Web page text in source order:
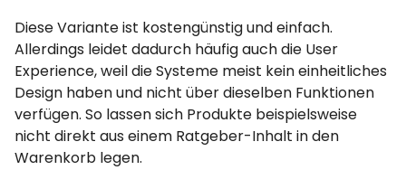
Diese Variante ist kostengünstig und einfach.
Allerdings leidet dadurch häufig auch die User
Experience, weil die Systeme meist kein einheitliches
Design haben und nicht über dieselben Funktionen
verfügen. So lassen sich Produkte beispielsweise
nicht direkt aus einem Ratgeber-Inhalt in den
Warenkorb legen.